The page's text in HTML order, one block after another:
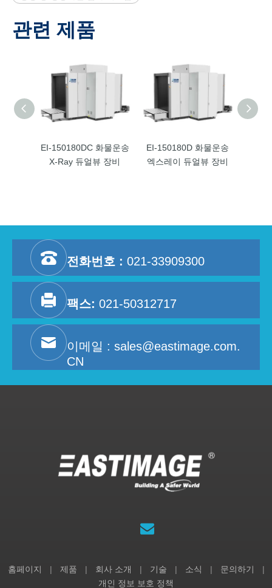
관련 제품
EI-150180DC 화물운송
X-Ray 듀얼뷰 장비
EI-150180D 화물운송
엑스레이 듀얼뷰 장비
전화번호 : 021-33909300
팩스: 021-50312717
이메일 : sales@eastimage.com.
CN
홈페이지 | 제품 | 회사 소개 | 기술 | 소식 | 문의하기
|
개인 정보 보호 정책